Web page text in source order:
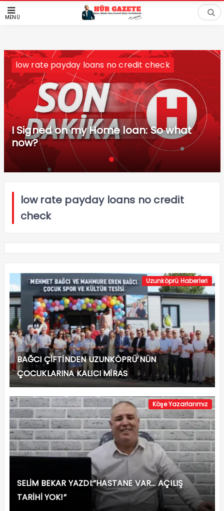
MENÜ
low rate payday loans no credit check
I Signed on my Home loan: So what
now?
low rate payday loans no credit
check
Uzunköprü Haberleri
BAĞCI ÇİFTİNDEN UZUNKÖPRÜ’NÜN
ÇOCUKLARINA KALICI MİRAS
Köşe Yazarlarımız
SELİM BEKAR YAZDI:”HASTANE VAR… AÇILIŞ
TARİHİ YOK!”